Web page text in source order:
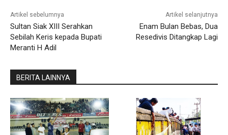
Artikel sebelumnya
Sultan Siak XIII Serahkan
Sebilah Keris kepada Bupati
Meranti H Adil
Artikel selanjutnya
Enam Bulan Bebas, Dua
Resedivis Ditangkap Lagi
BERITA LAINNYA